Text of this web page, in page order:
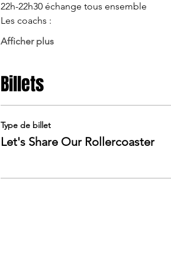
22h-22h30 échange tous ensemble
Les coachs :
Afficher plus
Billets
Type de billet
Let's Share Our Rollercoaster